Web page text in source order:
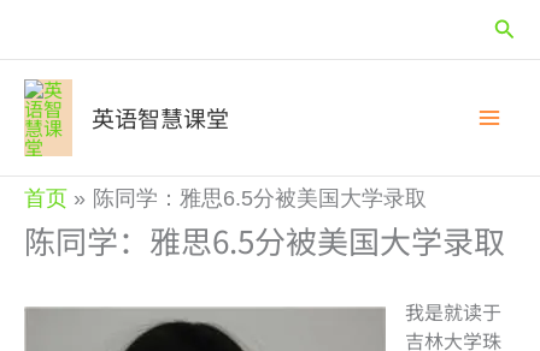
内
搜
索
英语智慧课堂
首页 陈同学：雅思6.5分被美国大学录取
陈同学：雅思6.5分被美国大学录取
我是就读于
吉林大学珠